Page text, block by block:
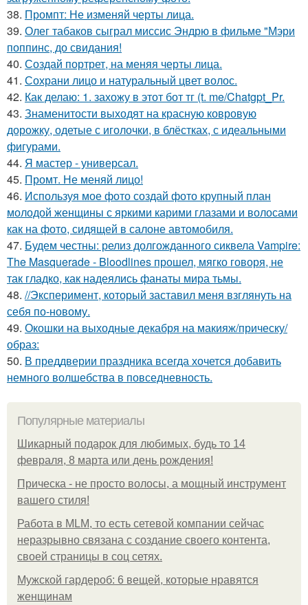
38. Промпт: Не изменяй черты лица.
39. Олег табаков сыграл миссис Эндрю в фильме "Мэри
поппинс, до свидания!
40. Создай портрет, на меняя черты лица.
41. Сохрани лицо и натуральный цвет волос.
42. Как делаю: 1. захожу в этот бот тг (t. me/Chatgpt_Pr.
43. Знаменитости выходят на красную ковровую
дорожку, одетые с иголочки, в блёстках, с идеальными
фигурами.
44. Я мастер - универсал.
45. Промт. Не меняй лицо!
46. Используя мое фото создай фото крупный план
молодой женщины с яркими карими глазами и волосами
как на фото, сидящей в салоне автомобиля.
47. Будем честны: релиз долгожданного сиквела Vampire:
The Masquerade - Bloodlines прошел, мягко говоря, не
так гладко, как надеялись фанаты мира тьмы.
48. //Эксперимент, который заставил меня взглянуть на
себя по-новому.
49. Окошки на выходные декабря на макияж/прическу/
образ:
50. В преддверии праздника всегда хочется добавить
немного волшебства в повседневность.
Популярные материалы
Шикарный подарок для любимых, будь то 14
февраля, 8 марта или день рождения!
Прическа - не просто волосы, а мощный инструмент
вашего стиля!
Работа в MLM, то есть сетевой компании сейчас
неразрывно связана с создание своего контента,
своей страницы в соц сетях.
Мужской гардероб: 6 вещей, которые нравятся
женщинам